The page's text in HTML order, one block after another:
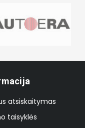
atsiskaitymas
taisyklės